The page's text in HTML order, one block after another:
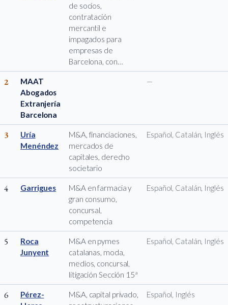
de socios,
contratación
mercantil e
impagados para
empresas de
Barcelona, con…
2
MAAT
Abogados
Extranjería
Barcelona
—
3
Uría
Menéndez
M&A, financiaciones,
mercados de
capitales, derecho
societario
Español, Catalán, Inglés
4 Garrigues
M&A en farmacia y
gran consumo,
concursal,
competencia
Español, Catalán, Inglés
5
Roca
Junyent
M&A en pymes
catalanas, moda,
medios, concursal,
litigación Sección 15ª
Español, Catalán, Inglés
6
Pérez-
M&A, capital privado,
Español, Inglés